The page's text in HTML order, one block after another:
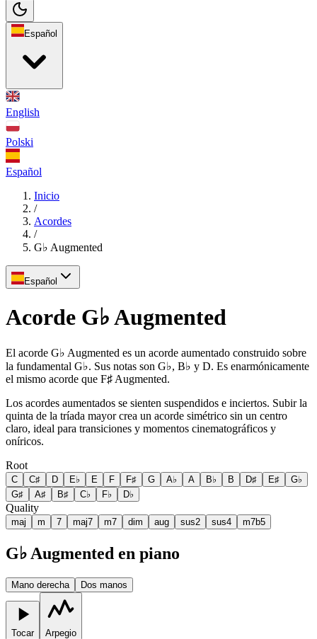
Español
English
Polski
Español
Inicio
/
Acordes
/
G♭ Augmented
Español
Acorde G♭ Augmented
El acorde G♭ Augmented es un acorde aumentado construido sobre
la fundamental G♭. Sus notas son G♭, B♭ y D. Es enarmónicamente
el mismo acorde que F♯ Augmented.
Los acordes aumentados se sienten suspendidos e inciertos. Subir la
quinta de la tríada mayor crea un acorde simétrico sin un centro
claro, ideal para transiciones y momentos cinematográficos y
oníricos.
Root
C C♯ D E♭ E F F♯ G A♭ A B♭ B D♯ E♯
G♭
G♯
A♯ B♯ C♭ F♭ D♭
Quality
maj m 7 maj7 m7 dim aug sus2 sus4 m7b5
G♭ Augmented en piano
Mano derecha Dos manos
Tocar Arpegio